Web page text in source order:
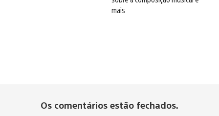
mais
Os comentários estão fechados.